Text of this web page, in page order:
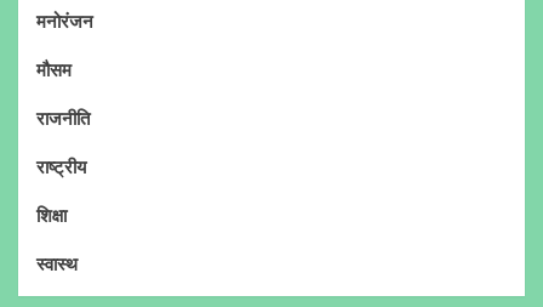
मनोरंजन
मौसम
राजनीति
राष्ट्रीय
शिक्षा
स्वास्थ